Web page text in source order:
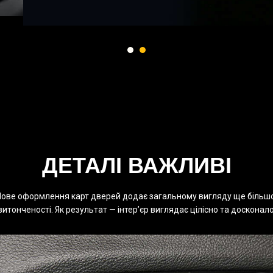
ДЕТАЛІ ВАЖЛИВІ
оформлення карт дверей додає загальному вигляду ще
Як результат — інтер’єр виглядає цілісно та